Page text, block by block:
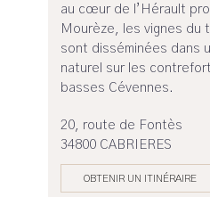
au cœur de l’Hérault
Mourèze, les vignes du
sont disséminées dans
naturel sur les
basses Cévennes.
20, route de Fontès
34800 CABRIERES
OBTENIR UN ITINÉRAIRE